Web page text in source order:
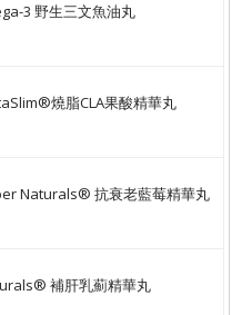
3 野生三文魚油丸
燒脂CLA果酸精華丸
Naturals® 抗衰老藍莓精華丸
補肝乳薊精華丸